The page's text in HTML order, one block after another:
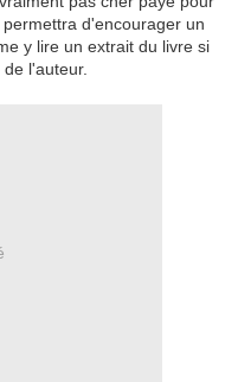
d'encourager un
y lire un extrait du livre si
l'auteur.